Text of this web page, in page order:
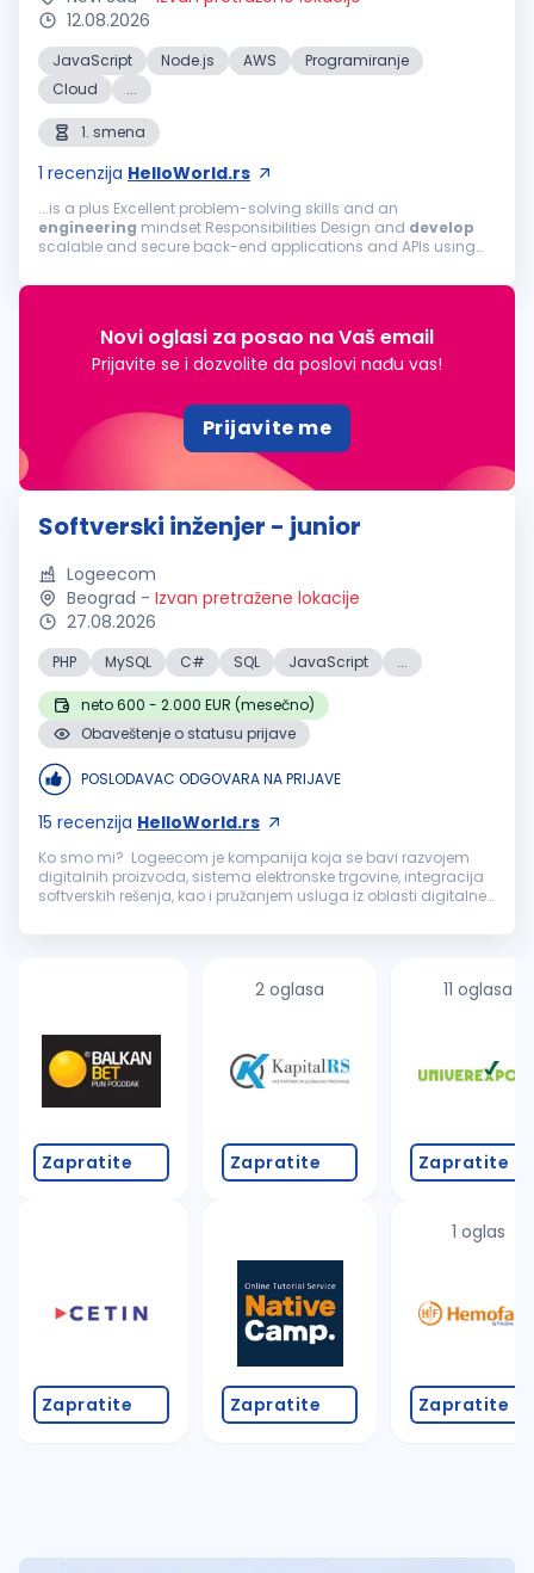
12.08.2026
JavaScript Node.js AWS
Programiranje
Cloud
...
1. smena
1 recenzija HelloWorld.rs
...is a plus Excellent problem-solving skills and an
engineering
mindset Responsibilities Design and develop
scalable and secure back-end applications and APIs using
performant back-end systems and...
Novi oglasi za posao na Vaš email
Prijavite se i dozvolite da poslovi nađu vas!
Prijavite me
Softverski inženjer - junior
Logeecom
Beograd - Izvan pretražene lokacije
27.08.2026
PHP MySQL C# SQL JavaScript ...
neto 600 - 2.000 EUR (mesečno)
Obaveštenje o statusu prijave
POSLODAVAC ODGOVARA NA PRIJAVE
15 recenzija HelloWorld.rs
Ko smo mi? Logeecom je kompanija koja se bavi razvojem
digitalnih proizvoda, sistema elektronske trgovine, integracija
softverskih rešenja, kao i pružanjem usluga iz oblasti digitalne
usluge ...
Zapratite
Zapratite
2 oglasa
Zapratite
Zapratite
11 oglasa
Zapratite
1 oglas
Zapratite